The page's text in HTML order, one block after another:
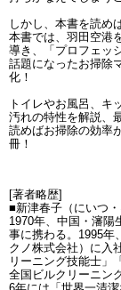
しかし、本書を読め
本書では、羽田空港
導き、「プロフェッ
話題になったお掃除
化！
トイレやお風呂、キ
汚れの特性を解説、
読めばお掃除の効率
冊！
[著者略歴]
■新津春子（にいつ・
1970年、中国・瀋陽
事に携わる。1995年
クノ株式会社）に入
リーニング技能士」
全国ビルクリーニン